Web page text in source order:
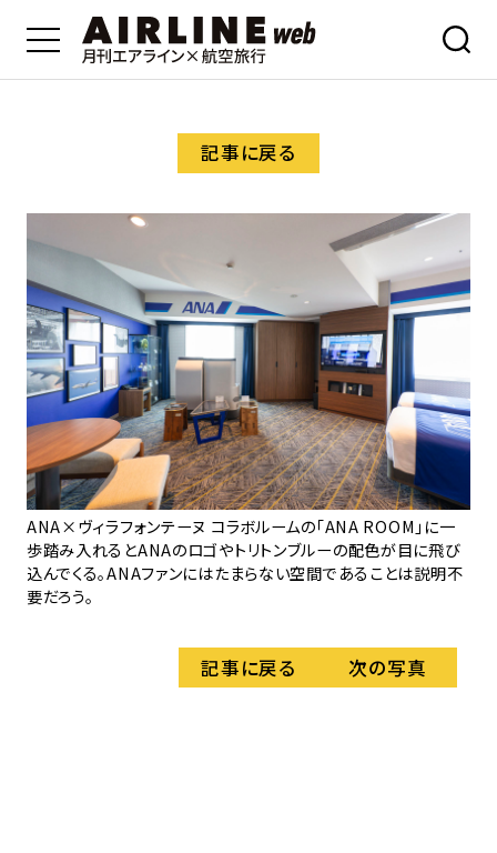
記事に戻る
ANA×ヴィラフォンテーヌ コラボルームの「ANA ROOM」に一
歩踏み入れるとANAのロゴやトリトンブルーの配色が目に飛び
込んでくる。ANAファンにはたまらない空間であることは説明不
要だろう。
記事に戻る 次の写真